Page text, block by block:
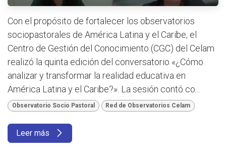
Con el propósito de fortalecer los observatorios
sociopastorales de América Latina y el Caribe, el
Centro de Gestión del Conocimiento (CGC) del Celam
realizó la quinta edición del conversatorio «¿Cómo
analizar y transformar la realidad educativa en
América Latina y el Caribe?». La sesión contó co...
Observatorio Socio Pastoral Red de Observatorios Celam
Leer más